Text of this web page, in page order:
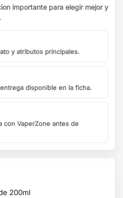
importante para elegir mejor y
y atributos principales.
disponible en la ficha.
con VaperZone antes de
200ml